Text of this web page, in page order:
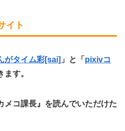
イト
がタイム彩[sai] 」と「 pixivコ
ます。
メコ課長』を読んでいただけた